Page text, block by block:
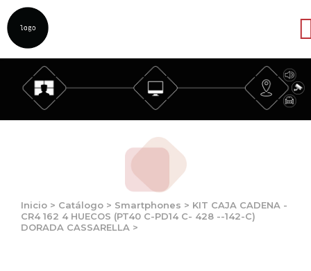
Inicio > Catálogo > Smartphones > KIT CAJA CADENA -
CR4 162 4 HUECOS (PT40 C-PD14 C- 428 --142-C)
DORADA CASSARELLA >